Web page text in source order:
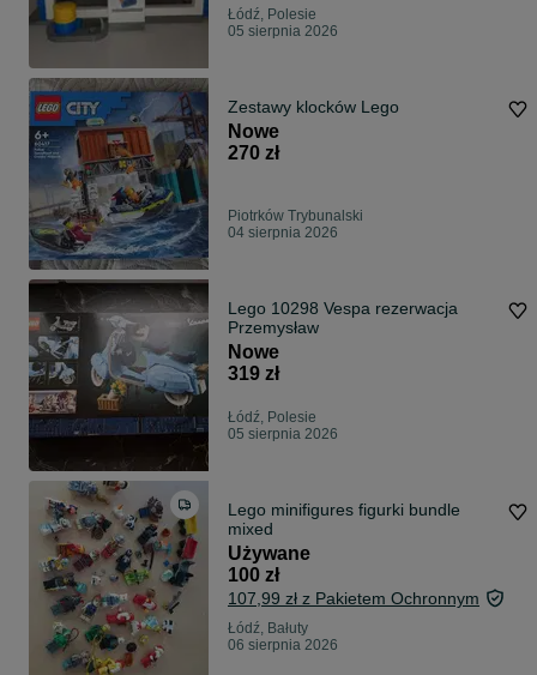
Łódź, Polesie
05 sierpnia 2026
Zestawy klocków Lego
Nowe
270 zł
Piotrków Trybunalski
04 sierpnia 2026
Lego 10298 Vespa rezerwacja
Przemysław
Nowe
319 zł
Łódź, Polesie
05 sierpnia 2026
Lego minifigures figurki bundle
mixed
Używane
100 zł
107,99 zł z Pakietem Ochronnym
Łódź, Bałuty
06 sierpnia 2026